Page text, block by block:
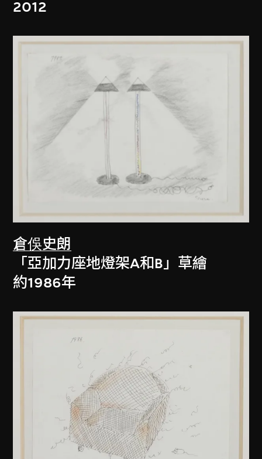
2012
倉俁史朗
「亞加力座地燈架A和B」草繪
約1986年